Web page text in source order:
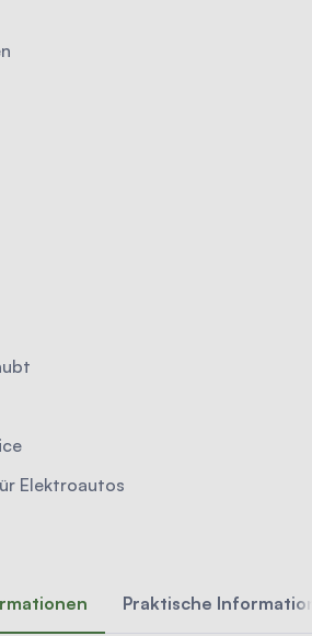
Elektroautos
Praktische